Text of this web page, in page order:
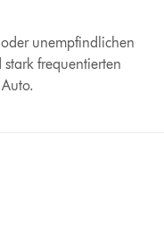
unempfindlichen
frequentierten